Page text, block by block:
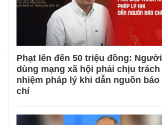
Phạt lên đến 50 triệu đồng: Người
dùng mạng xã hội phải chịu trách
nhiệm pháp lý khi dẫn nguồn báo
chí